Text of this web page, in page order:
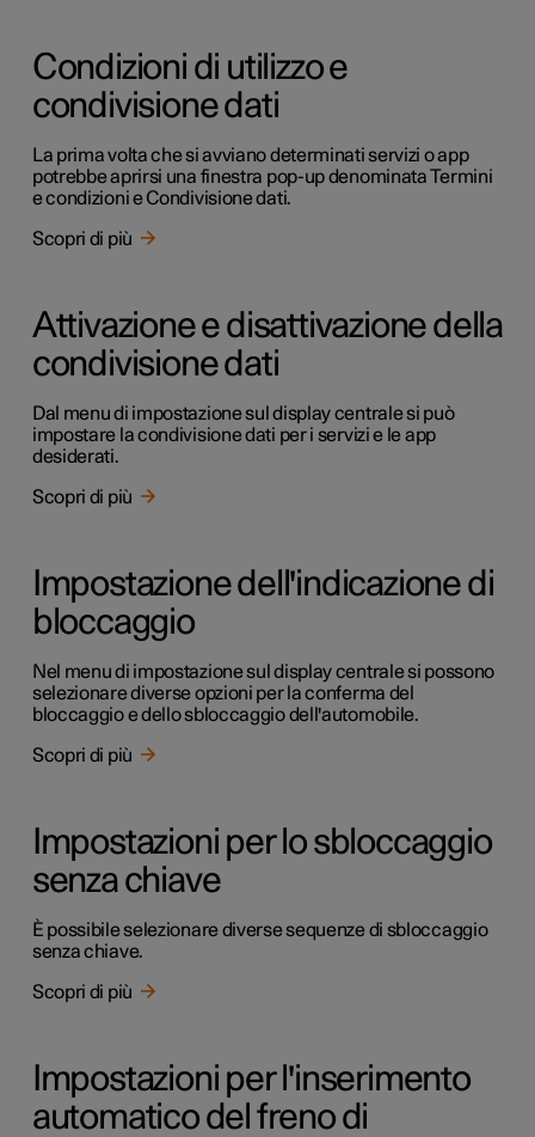
Condizioni di utilizzo e
condivisione dati
La prima volta che si avviano determinati servizi o app
potrebbe aprirsi una finestra pop-up denominata Termini
e condizioni e Condivisione dati.
Scopri di più
Attivazione e disattivazione della
condivisione dati
Dal menu di impostazione sul display centrale si può
impostare la condivisione dati per i servizi e le app
desiderati.
Scopri di più
Impostazione dell'indicazione di
bloccaggio
Nel menu di impostazione sul display centrale si possono
selezionare diverse opzioni per la conferma del
bloccaggio e dello sbloccaggio dell'automobile.
Scopri di più
Impostazioni per lo sbloccaggio
senza chiave
È possibile selezionare diverse sequenze di sbloccaggio
senza chiave.
Scopri di più
Impostazioni per l'inserimento
automatico del freno di